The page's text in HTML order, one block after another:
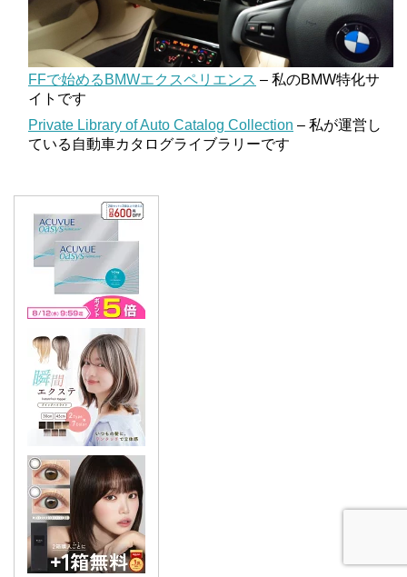
FFで始めるBMWエクスペリエンス – 私のBMW特化サ
イトです
Private Library of Auto Catalog Collection – 私が運営し
ている自動車カタログライブラリーです